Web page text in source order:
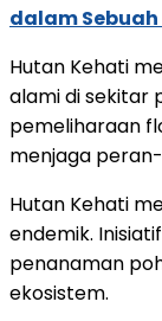
dalam
Hutan Kehati
alami di sekitar
pemeliharaan
menjaga
Hutan Kehati
endemik.
penanaman
ekosistem.